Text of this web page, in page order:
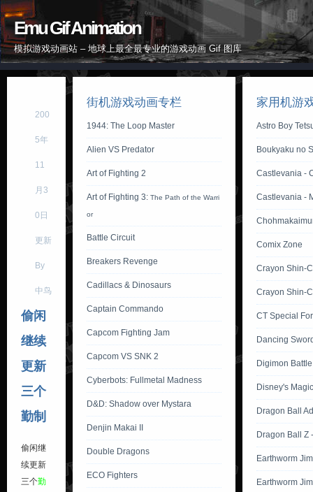
Emu Gif Animation
模拟游戏动画站 – 地球上最全最专业的游戏动画 Gif 图库
200
5年
11
月3
0日
更新
By
中鸟
偷闲
继续
更新
三个
勤制
偷闲继
续更新
三个勤
街机游戏动画专栏
1944: The Loop Master
Alien VS Predator
Art of Fighting 2
Art of Fighting 3: The Path of the Warri
or
Battle Circuit
Breakers Revenge
Cadillacs & Dinosaurs
Captain Commando
Capcom Fighting Jam
Capcom VS SNK 2
Cyberbots: Fullmetal Madness
D&D: Shadow over Mystara
Denjin Makai II
Double Dragons
ECO Fighters
家用机游
Astro Boy
Boukyaku no
Castlevania -
Castlevania -
Comix Zone
Crayon Shin-
Crayon Shin-
CT Special
Dancing
Digimon
Disney's
Dragon Ball
Dragon Ball Z
Earthworm Jim
Earthworm